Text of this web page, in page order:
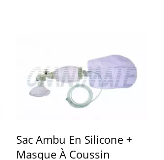
Sac Ambu En Silicone +
Masque À Coussin
Réanimateur En Silicone